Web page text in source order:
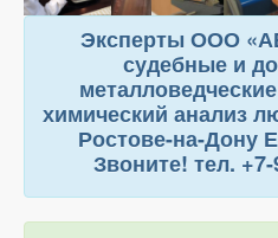
Эксперты ООО
судебные и
химический анализ
Ростове-на-Дону
Звоните! тел.